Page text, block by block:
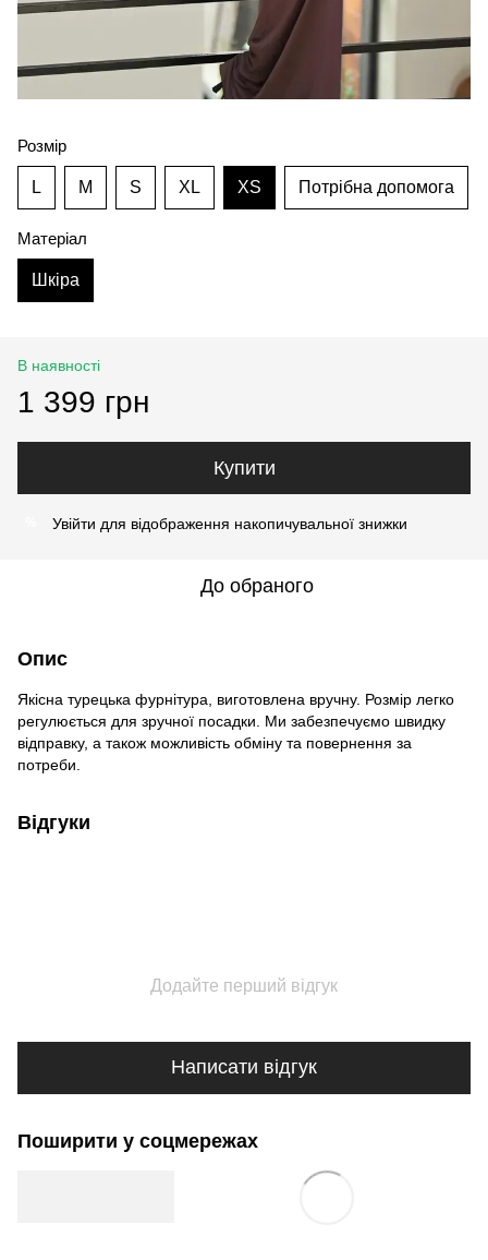
Розмір
L M S XL XS Потрібна допомога
Матеріал
Шкіра
В наявності
1 399 грн
Купити
Увійти для відображення накопичувальної знижки
До обраного
Опис
Якісна турецька фурнітура, виготовлена вручну. Розмір легко
регулюється для зручної посадки. Ми забезпечуємо швидку
відправку, а також можливість обміну та повернення за
потреби.
Відгуки
Додайте перший відгук
Написати відгук
Поширити у соцмережах